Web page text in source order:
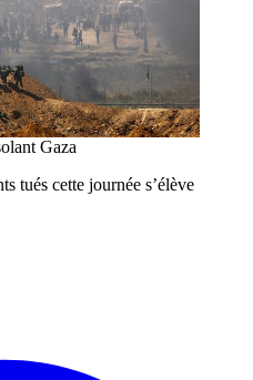
Gaza
tués cette journée s’élève